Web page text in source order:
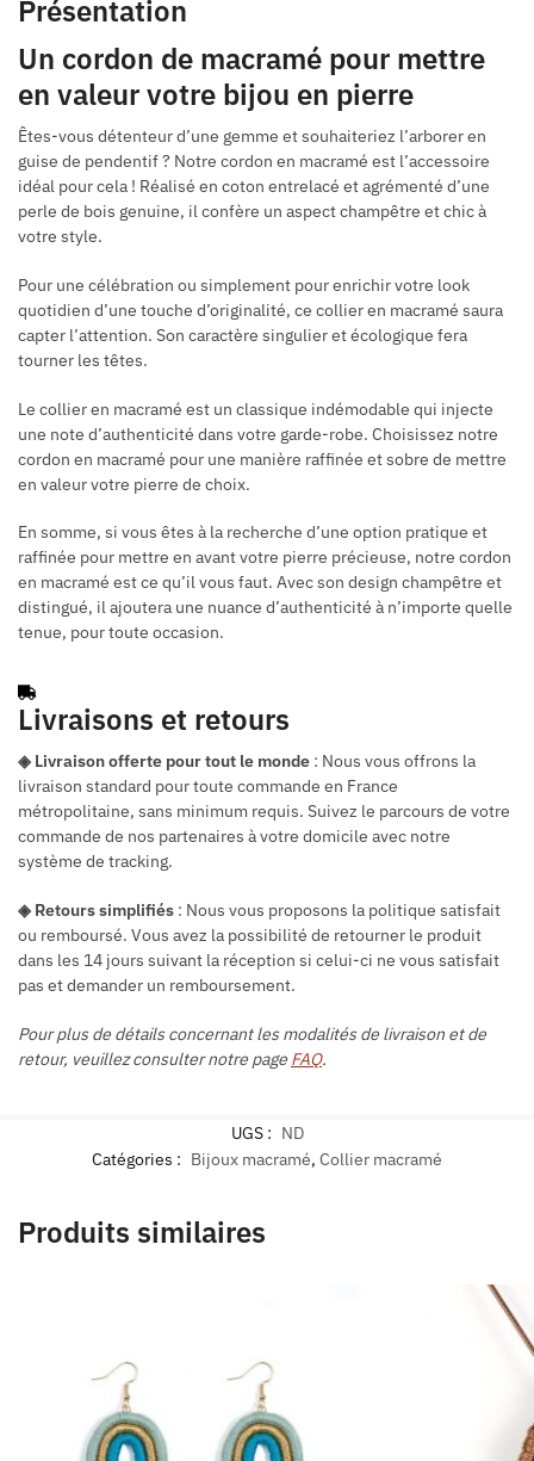
Présentation
Un cordon de macramé pour mettre
en valeur votre bijou en pierre
Êtes-vous détenteur d’une gemme et souhaiteriez l’arborer en
guise de pendentif ? Notre cordon en macramé est l’accessoire
idéal pour cela ! Réalisé en coton entrelacé et agrémenté d’une
perle de bois genuine, il confère un aspect champêtre et chic à
votre style.
Pour une célébration ou simplement pour enrichir votre look
quotidien d’une touche d’originalité, ce collier en macramé saura
capter l’attention. Son caractère singulier et écologique fera
tourner les têtes.
Le collier en macramé est un classique indémodable qui injecte
une note d’authenticité dans votre garde-robe. Choisissez notre
cordon en macramé pour une manière raffinée et sobre de mettre
en valeur votre pierre de choix.
En somme, si vous êtes à la recherche d’une option pratique et
raffinée pour mettre en avant votre pierre précieuse, notre cordon
en macramé est ce qu’il vous faut. Avec son design champêtre et
distingué, il ajoutera une nuance d’authenticité à n’importe quelle
tenue, pour toute occasion.
Livraisons et retours
◈ Livraison offerte pour tout le monde : Nous vous offrons la
livraison standard pour toute commande en France
métropolitaine, sans minimum requis. Suivez le parcours de votre
commande de nos partenaires à votre domicile avec notre
système de tracking.
◈ Retours simplifiés : Nous vous proposons la politique satisfait
ou remboursé. Vous avez la possibilité de retourner le produit
dans les 14 jours suivant la réception si celui-ci ne vous satisfait
pas et demander un remboursement.
Pour plus de détails concernant les modalités de livraison et de
retour, veuillez consulter notre page FAQ.
UGS : ND
Catégories : Bijoux macramé, Collier macramé
Produits similaires